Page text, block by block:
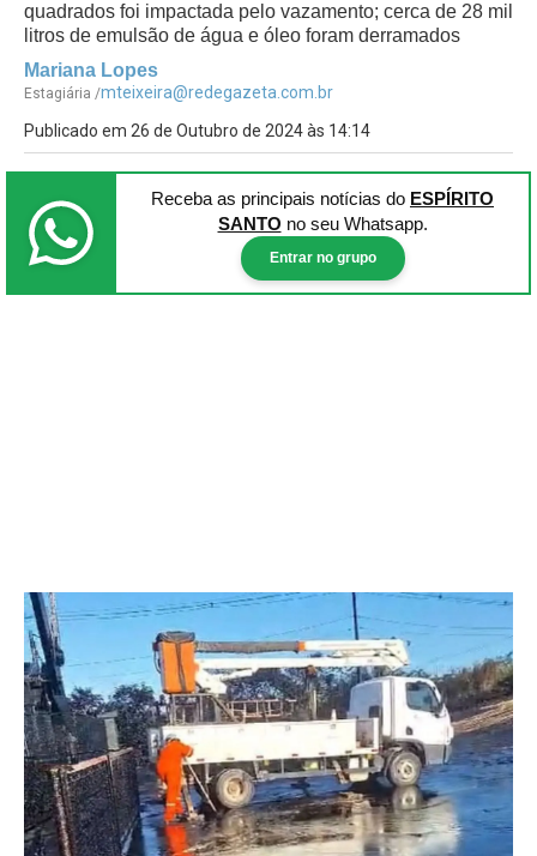
quadrados foi impactada pelo vazamento; cerca de 28 mil
litros de emulsão de água e óleo foram derramados
Mariana Lopes
Estagiária /mteixeira@redegazeta.com.br
Publicado em 26 de Outubro de 2024 às 14:14
Receba as principais notícias do ESPÍRITO
SANTO no seu Whatsapp.
Entrar no grupo